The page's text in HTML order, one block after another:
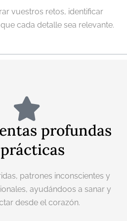
vuestros retos, identificar
cada detalle sea relevante.
profundas
patrones inconscientes y
ayudándoos a sanar y
desde el corazón.